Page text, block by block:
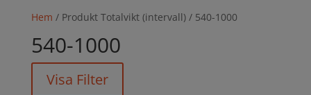
Hem / Produkt Totalvikt (intervall) / 540-1000
540-1000
Visa Filter